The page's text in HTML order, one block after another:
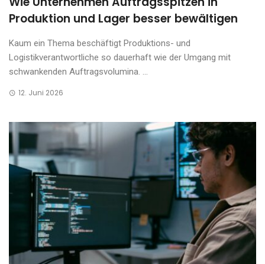
Produktion und Lager besser bewältigen
Kaum ein Thema beschäftigt Produktions- und
Logistikverantwortliche so dauerhaft wie der Umgang mit
schwankenden Auftragsvolumina. ...
12. Juni 2026